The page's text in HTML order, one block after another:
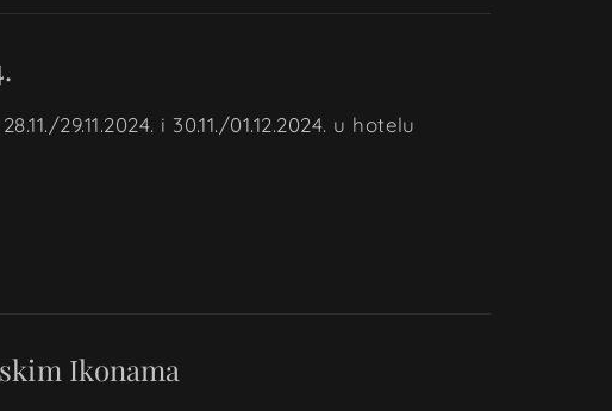
29.11.2024. i 30.11./01.12.2024. u hotelu
Ikonama